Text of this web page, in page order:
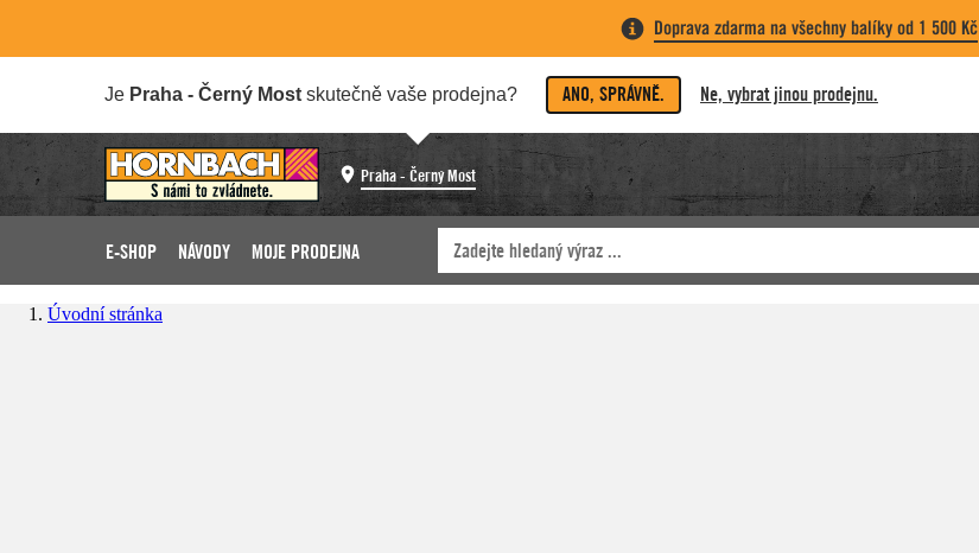
Doprava zdarma na všechny balíky od 1 500 Kč
Je Praha - Černý Most skutečně vaše prodejna? ANO, SPRÁVNĚ. Ne, vybrat jinou prodejnu.
Praha - Černý Most
E-SHOP NÁVODY MOJE PRODEJNA
Úvodní stránka